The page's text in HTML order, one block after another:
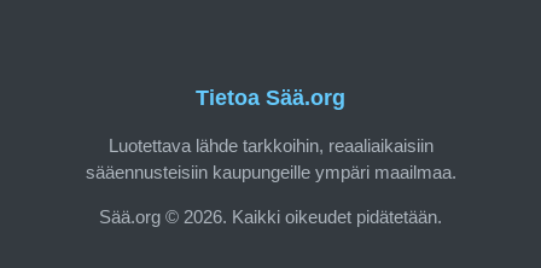
Tietoa Sää.org
Luotettava lähde tarkkoihin, reaaliaikaisiin
sääennusteisiin kaupungeille ympäri maailmaa.
Sää.org © 2026. Kaikki oikeudet pidätetään.